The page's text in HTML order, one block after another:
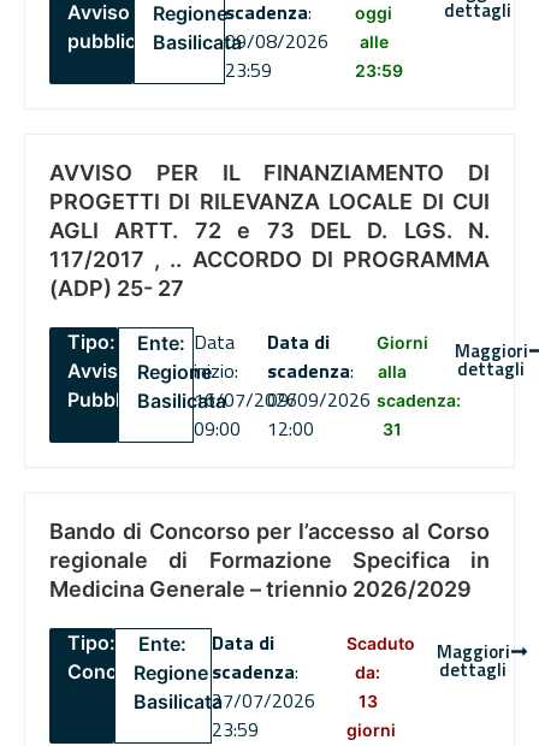
Avviso
pubblico
Regione
Basilicata
scadenza:
09/08/2026
23:59
oggi
alle
23:59
dettagli
AVVISO PER IL FINANZIAMENTO DI
PROGETTI DI RILEVANZA LOCALE DI CUI
AGLI ARTT. 72 e 73 DEL D. LGS. N.
117/2017 , .. ACCORDO DI PROGRAMMA
(ADP) 25- 27
Tipo:
Avviso
Pubblico
Ente:
Regione
Basilicata
Data
inizio:
16/07/2026
09:00
Data di
scadenza:
09/09/2026
12:00
Giorni
alla
scadenza:
31
Maggiori
dettagli
Bando di Concorso per l’accesso al Corso
regionale di Formazione Specifica in
Medicina Generale – triennio 2026/2029
Tipo:
Concorsi
Ente:
Regione
Basilicata
Data di
scadenza:
27/07/2026
23:59
Scaduto
da:
13
giorni
Maggiori
dettagli